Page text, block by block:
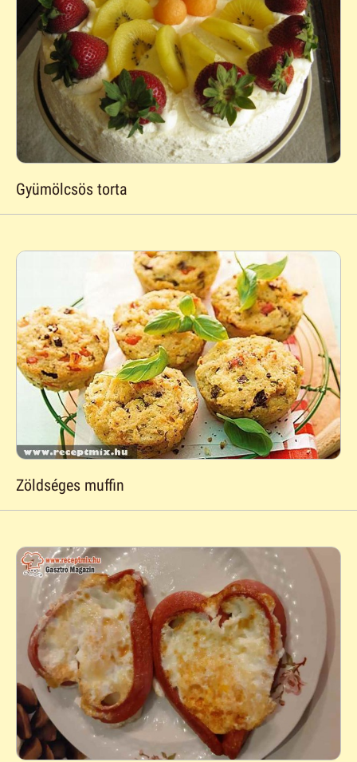
Gyümölcsös torta
Zöldséges muffin